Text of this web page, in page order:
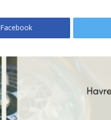
Facebook